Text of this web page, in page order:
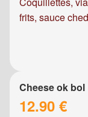
frits, sauce
Cheese ok bol
12.90 €